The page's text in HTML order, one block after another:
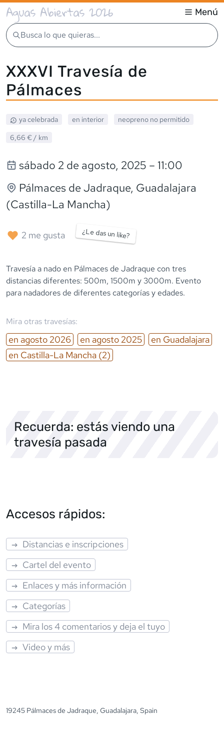
Aguas Abiertas 2026 Menú
Busca lo que quieras...
XXXVI Travesía de
Pálmaces
ya celebrada en interior neopreno no permitido
6,66 € / km
sábado 2 de agosto, 2025 – 11:00
Pálmaces de Jadraque, Guadalajara
(Castilla-La Mancha)
2 me gusta ¿Le das un like?
Travesía a nado en Pálmaces de Jadraque con tres
distancias diferentes: 500m, 1500m y 3000m. Evento
para nadadores de diferentes categorías y edades.
Mira otras travesías:
en agosto 2026 en agosto 2025 en Guadalajara
en Castilla-La Mancha (2)
Recuerda: estás viendo una
travesía pasada
Accesos rápidos:
Distancias e inscripciones
Cartel del evento
Enlaces y más información
Categorías
Mira los 4 comentarios y deja el tuyo
Video y más
19245 Pálmaces de Jadraque, Guadalajara, Spain